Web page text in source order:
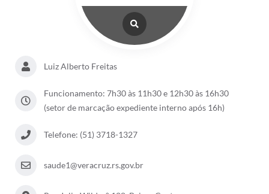
Luiz Alberto Freitas
Funcionamento: 7h30 às 11h30 e 12h30 às 16h30
(setor de marcação expediente interno após 16h)
Telefone: (51) 3718-1327
saude1@veracruz.rs.gov.br